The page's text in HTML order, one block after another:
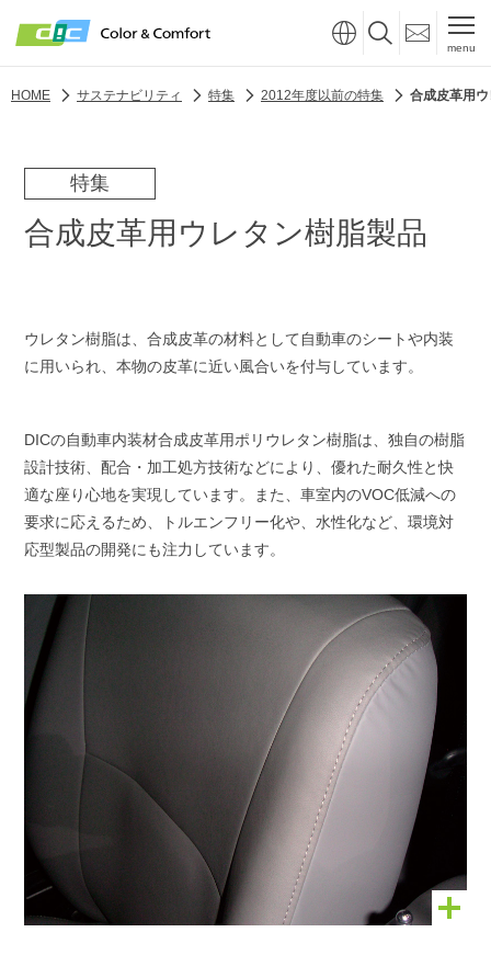
menu
HOME サステナビリティ 特集 2012年度以前の特集 合成皮革用
特集
合成皮革用ウレタン樹脂製品
ウレタン樹脂は、合成皮革の材料として自動車のシートや内装
に用いられ、本物の皮革に近い風合いを付与しています。
DICの自動車内装材合成皮革用ポリウレタン樹脂は、独自の樹脂
設計技術、配合・加工処方技術などにより、優れた耐久性と快
適な座り心地を実現しています。また、車室内のVOC低減への
要求に応えるため、トルエンフリー化や、水性化など、環境対
応型製品の開発にも注力しています。